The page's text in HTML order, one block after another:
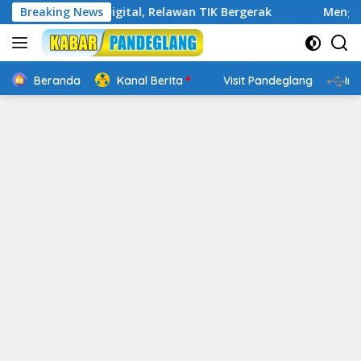
Langsung
ke
konten
Breaking News
Digital, Relawan TIK Bergerak Mengenal Website
Beranda Kanal Berita Visit Pandeglang